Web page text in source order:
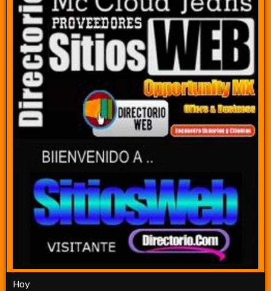
Hoy